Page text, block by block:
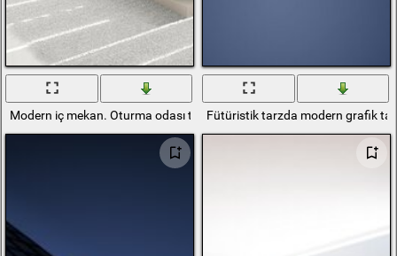
Modern iç mekan. Oturma odası tasarımıFütüristik tarzda modern grafik